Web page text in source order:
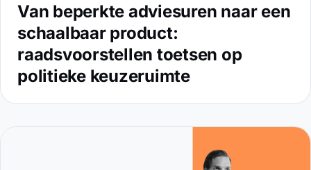
Van beperkte adviesuren naar een
schaalbaar product:
raadsvoorstellen toetsen op
politieke keuzeruimte